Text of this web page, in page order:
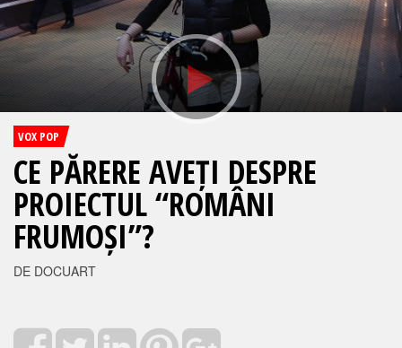
VOX POP
CE PĂRERE AVEȚI DESPRE
PROIECTUL “ROMÂNI
FRUMOȘI”?
DE DOCUART